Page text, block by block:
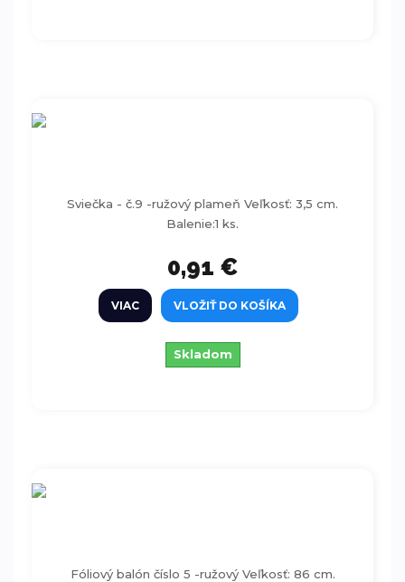
Sviečka - č.9 -ružový plameň Veľkosť: 3,5 cm.
Balenie:1 ks.
0,91 €
VIAC VLOŽIŤ DO KOŠÍKA
Skladom
Fóliový balón číslo 5 -ružový Veľkosť: 86 cm.